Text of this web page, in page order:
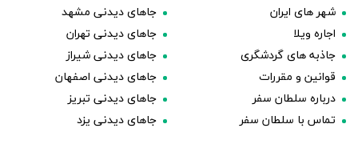
شهر های ایران
اجاره ویلا
جاذبه های گردشگری
قوانین و مقررات
درباره سلطان سفر
تماس با سلطان سفر
جاهای دیدنی مشهد
جاهای دیدنی تهران
جاهای دیدنی شیراز
جاهای دیدنی اصفهان
جاهای دیدنی تبریز
جاهای دیدنی یزد